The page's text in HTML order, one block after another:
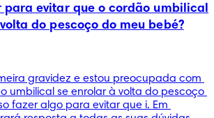
para evitar que o cordão umbilical
do pescoço do meu bebé?
gravidez e estou preocupada com
umbilical se enrolar à volta do pescoço
fazer algo para evitar que i. Em